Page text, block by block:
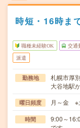
時短・16時ま
職種未経験OK 交通
派遣
勤務地
札幌市厚
大谷地駅
曜日頻度 月～金 ※
時間
9:00～